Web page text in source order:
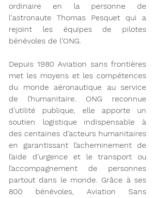
ordinaire en la personne de
l'astronaute Thomas Pesquet qui a
rejoint les équipes de pilotes
bénévoles de l'ONG.
Depuis 1980 Aviation sans frontières
met les moyens et les compétences
du monde aéronautique au service
de l’humanitaire. ONG reconnue
d’utilité publique, elle apporte un
soutien logistique indispensable à
des centaines d’acteurs humanitaires
en garantissant l’acheminement de
l’aide d’urgence et le transport ou
l’accompagnement de personnes
partout dans le monde. Grâce à ses
800 bénévoles, Aviation Sans